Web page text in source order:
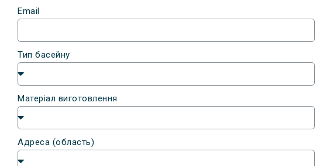
Email
Тип басейну
Матеріал виготовлення
Адреса (область)